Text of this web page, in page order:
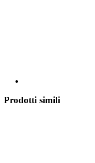
Prodotti simili